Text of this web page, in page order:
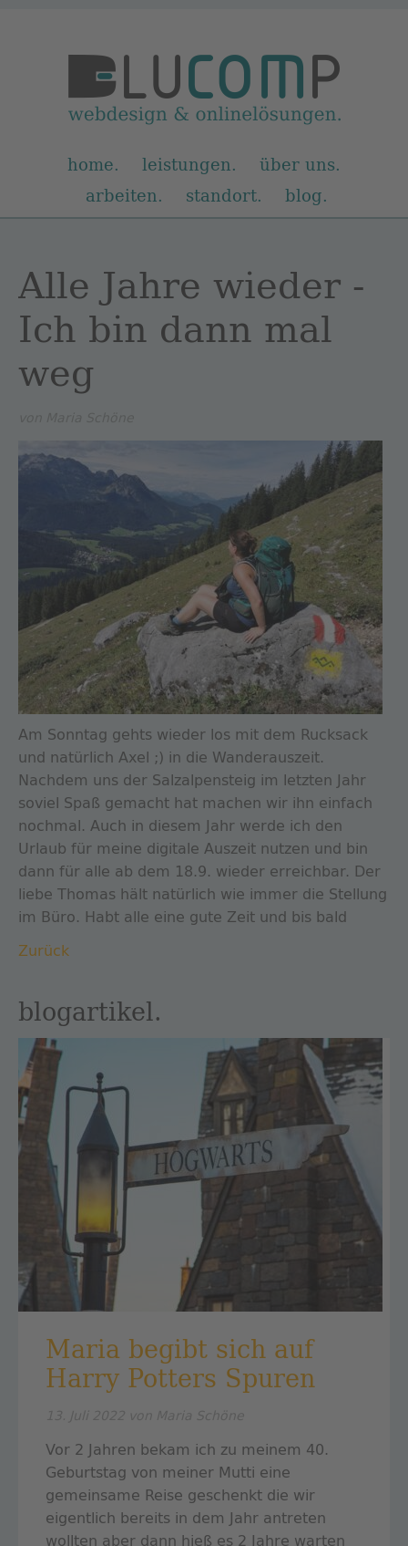
Navigation
überspringen
home leistungen
über uns
arbeiten
standort blog
Alle Jahre wieder -
Ich bin dann mal
weg
Am Sonntag gehts wieder los mit dem Rucksack
und natürlich Axel ;) in die Wanderauszeit.
Nachdem uns der Salzalpensteig im letzten Jahr
soviel Spaß gemacht hat machen wir ihn einfach
nochmal. Auch in diesem Jahr werde ich den
Urlaub für meine digitale Auszeit nutzen und bin
dann für alle ab dem 18.9. wieder erreichbar. Der
liebe Thomas hält natürlich wie immer die Stellung
im Büro. Habt alle eine gute Zeit und bis bald
Zurück
blogartikel.
Maria begibt sich auf
Harry Potters Spuren
Vor 2 Jahren bekam ich zu meinem 40.
Geburtstag von meiner Mutti eine
gemeinsame Reise geschenkt die wir
eigentlich bereits in dem Jahr antreten
wollten aber dann hieß es 2 Jahre warten